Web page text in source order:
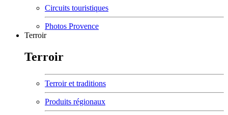
Circuits touristiques
Photos Provence
Terroir
Terroir
Terroir et traditions
Produits régionaux